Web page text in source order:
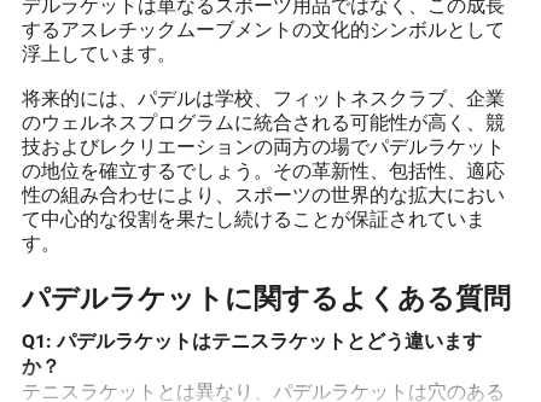
するアスレチックムーブメントの文化的シンボルとして
浮上しています。
将来的には、パデルは学校、フィットネスクラブ、企業
のウェルネスプログラムに統合される可能性が高く、競
技およびレクリエーションの両方の場でパデルラケット
の地位を確立するでしょう。その革新性、包括性、適応
性の組み合わせにより、スポーツの世界的な拡大におい
て中心的な役割を果たし続けることが保証されていま
す。
パデルラケットに関するよくある質問
Q1: パデルラケットはテニスラケットとどう違います
か？
テニスラケットとは異なり、パデルラケットは穴のある